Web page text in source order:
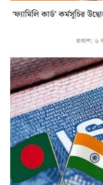
‘ফ্যামিলি কার্ড’ কর্মসূচির
প্রকাশ: ৬